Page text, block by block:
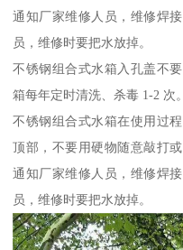
通知厂家维修人员，维修焊
员，维修时要把水放掉。
不锈钢组合式水箱入孔盖不
箱每年定时清洗、杀毒 1-2 次。
不锈钢组合式水箱在使用过
顶部，不要用硬物随意敲打
通知厂家维修人员，维修焊
员，维修时要把水放掉。